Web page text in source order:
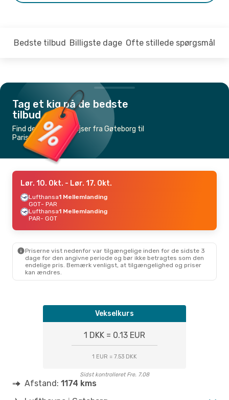
Bedste tilbud Billigste dage Ofte stillede spørgsmål
Tag et kig på de bedste
tilbud
Find de billigste flyrejser fra Gøteborg til
Paris
Lør. 10. Okt. - Lør. 17. Okt.
Lufthansa1 Mellemlanding
GOT- PAR
Lufthansa1 Mellemlanding
PAR- GOT
Priserne vist nedenfor var tilgængelige inden for de sidste 3
dage for den angivne periode og bør ikke betragtes som den
endelige pris. Bemærk venligst, at tilgængelighed og priser
kan ændres.
Vekselkurs
1 DKK = 0.13 EUR
1 EUR = 7.53 DKK
Sidst kontrolleret Fre. 7.08
Afstand: 1174 kms